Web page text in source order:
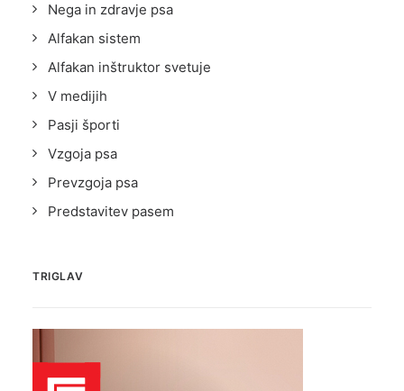
Nega in zdravje psa
Alfakan sistem
Alfakan inštruktor svetuje
V medijih
Pasji športi
Vzgoja psa
Prevzgoja psa
Predstavitev pasem
TRIGLAV